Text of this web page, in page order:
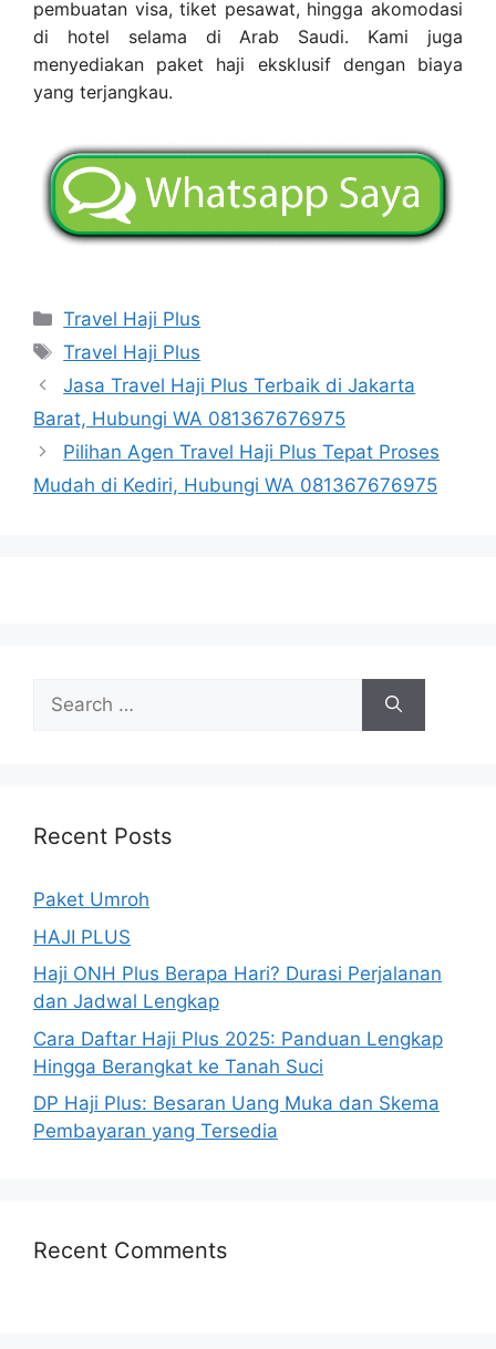
pembuatan visa, tiket pesawat, hingga akomodasi
di hotel selama di Arab Saudi. Kami juga
menyediakan paket haji eksklusif dengan biaya
yang terjangkau.
Categories
Travel Haji Plus
Tags
Travel Haji Plus
Jasa Travel Haji Plus Terbaik di Jakarta
Barat, Hubungi WA 081367676975
Pilihan Agen Travel Haji Plus Tepat Proses
Mudah di Kediri, Hubungi WA 081367676975
Search
for:
Recent Posts
Paket Umroh
HAJI PLUS
Haji ONH Plus Berapa Hari? Durasi Perjalanan
dan Jadwal Lengkap
Cara Daftar Haji Plus 2025: Panduan Lengkap
Hingga Berangkat ke Tanah Suci
DP Haji Plus: Besaran Uang Muka dan Skema
Pembayaran yang Tersedia
Recent Comments